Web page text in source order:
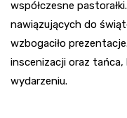
współczesne
nawiązujących do
wzbogaciło
inscenizacji oraz tańca,
wydarzeniu.